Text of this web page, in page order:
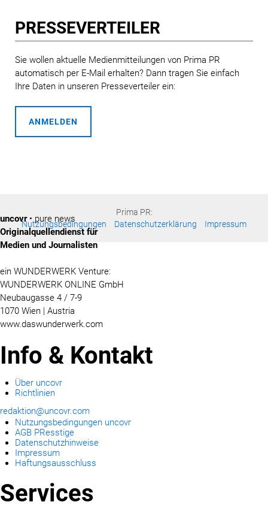
PRESSE­VERTEILER
Sie wollen aktuelle Medienmitteilungen von Prima PR
automatisch per E-Mail erhalten? Dann tragen Sie einfach
Ihre Daten in unseren Presseverteiler ein:
ANMELDEN
Prima PR:
Nutzungsbedingungen
Datenschutzerklärung Impressum
uncovr• pure news
Originalquellendienst für
Medien und Journalisten
ein WUNDERWERK Venture:
WUNDERWERK ONLINE GmbH
Neubaugasse 4 / 7-9
1070 Wien | Austria
www.daswunderwerk.com
Info & Kontakt
Über uncovr
Richtlinien
redaktion@uncovr.com
Nutzungsbedingungen uncovr
AGB PResstige
Datenschutzhinweise
Impressum
Haftungsausschluss
Services